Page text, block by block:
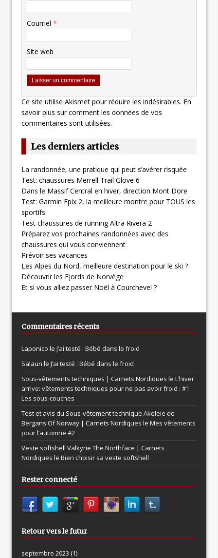
Courriel *
Site web
Ce site utilise Akismet pour réduire les indésirables. En
savoir plus sur comment les données de vos
commentaires sont utilisées.
Les derniers articles
La randonnée, une pratique qui peut s’avérer risquée
Test: chaussures Merrell Trail Glove 6
Dans le Massif Central en hiver, direction Mont Dore
Test: Garmin Epix 2, la meilleure montre pour TOUS les
sportifs
Test chaussures de running Altra Rivera 2
Préparez vos prochaines randonnées avec des
chaussures qui vous conviennent
Prévoir ses vacances
Les Alpes du Nord, meilleure destination pour le ski ?
Découvrir les Fjords de Norvège
Et si vous alliez passer Noël à Courchevel ?
Commentaires récents
Laponico le J’ai testé : Bébé dans le froid
Salaun le J’ai testé : Bébé dans le froid
Sous-vêtements techniques | Carnets Nordiques le L’hiver
arrive: vêtements techniques pour ne pas avoir froid : #1
Les sous-couches
Test et avis du Sous-vêtement technique Akeleie de
Bergans Of Norway | Carnets Nordiques le Mes vêtements
pour l’automne #2
Veste softshell Valkyrie The Northface | Carnets
Nordiques le Bien choisir sa veste softshell
Rester connecté
Retour vers le futur
septembre 2023 (1)